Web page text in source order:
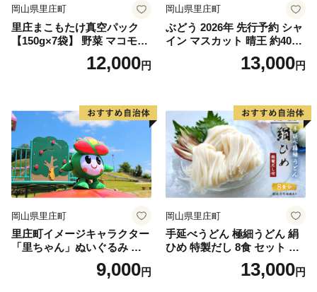
岡山県里庄町
里庄まこもたけ真空パック
【150g×7袋】 野菜 マコモダ
12,000円
岡山県里庄町
ぶどう 2026年 先行予約 シャ
イン マスカット 晴王 約400g
×2房 8月下旬～11月下旬発送
ブドウ 葡萄 岡山県産 国産 フ
13,000円
岡山県里庄町
里庄町イメージキャラクター
「里ちゃん」ぬいぐるみ 里
庄町 里ちゃん 9000円9,000円
岡山県里庄町
手延べうどん 極細うどん 絹
ひめ 特製だし 8食 セット 詰
め合わせ 細うどん 乾燥うど
ん 乾麺 手延べ うどん 麺類
13,000円